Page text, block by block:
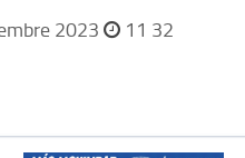
2023 11 32